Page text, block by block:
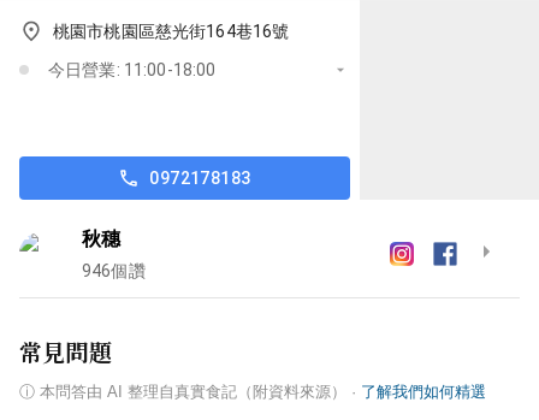
桃園市桃園區慈光街164巷16號
今日營業: 11:00-18:00
0972178183
秋穗
946個讚
常見問題
ⓘ 本問答由 AI 整理自真實食記（附資料來源） · 了解我們如何精選